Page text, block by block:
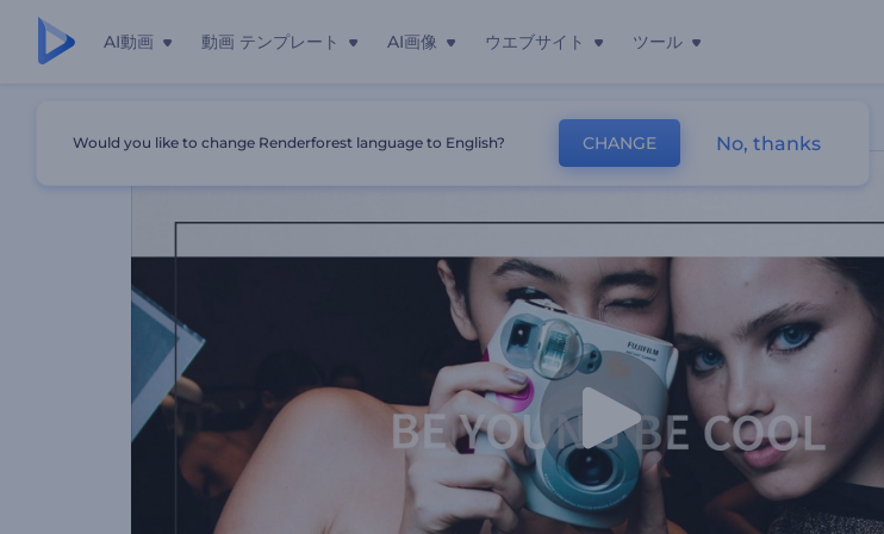
AI動画 動画 テンプレート AI画像 ウエブサイト ツール
ファッションイベントのプロモーションビデオ
Would you like to change Renderforest language to English? CHANGE No, thanks